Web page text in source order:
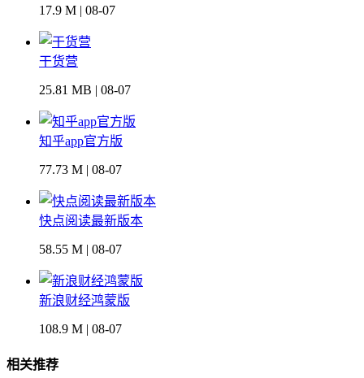
17.9 M | 08-07
干货营
25.81 MB | 08-07
知乎app官方版
77.73 M | 08-07
快点阅读最新版本
58.55 M | 08-07
新浪财经鸿蒙版
108.9 M | 08-07
相关推荐